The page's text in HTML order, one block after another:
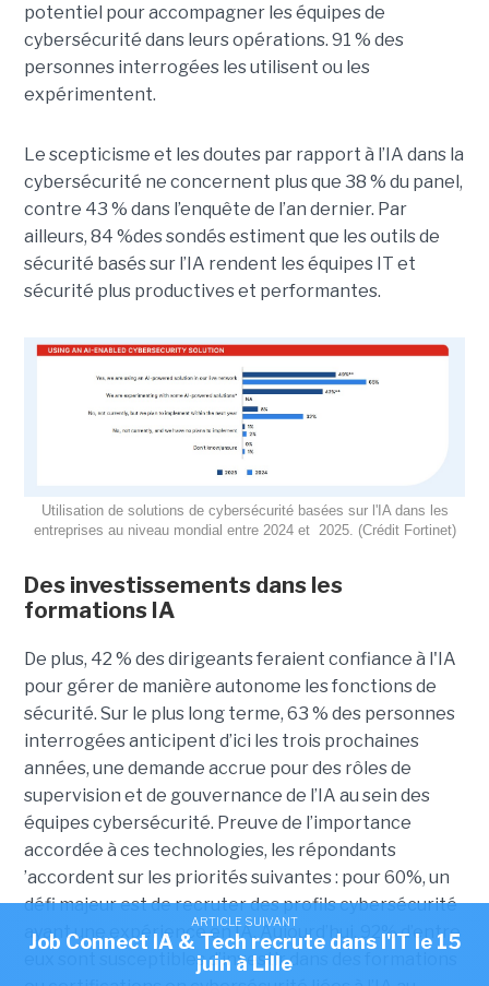
potentiel pour accompagner les équipes de
cybersécurité dans leurs opérations. 91 % des
personnes interrogées les utilisent ou les
expérimentent.
Le scepticisme et les doutes par rapport à l’IA dans la
cybersécurité ne concernent plus que 38 % du panel,
contre 43 % dans l’enquête de l’an dernier. Par
ailleurs, 84 %des sondés estiment que les outils de
sécurité basés sur l’IA rendent les équipes IT et
sécurité plus productives et performantes.
Utilisation de solutions de cybersécurité basées sur l'IA dans les
entreprises au niveau mondial entre 2024 et 2025. (Crédit Fortinet)
Des investissements dans les
formations IA
De plus, 42 % des dirigeants feraient confiance à l'IA
pour gérer de manière autonome les fonctions de
sécurité. Sur le plus long terme, 63 % des personnes
interrogées anticipent d’ici les trois prochaines
années, une demande accrue pour des rôles de
supervision et de gouvernance de l’IA au sein des
équipes cybersécurité. Preuve de l’importance
accordée à ces technologies, les répondants
’accordent sur les priorités suivantes : pour 60%, un
défi majeur est de recruter des profils cybersécurité
ayant une expérience en IA. Aujourd’hui, 92% d’entre
eux sont susceptibles d’investir dans des formations
ARTICLE SUIVANT
Job Connect IA & Tech recrute dans l'IT le 15
juin à Lille